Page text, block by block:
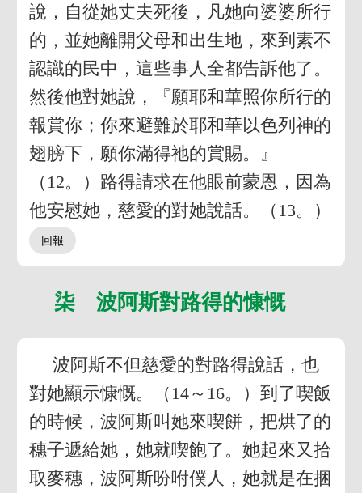
說，自從她丈夫死後，凡她向婆婆所行
的，並她離開父母和出生地，來到素不
認識的民中，這些事人全都告訴他了。
然後他對她說，『願耶和華照你所行的
報賞你；你來避難於耶和華以色列神的
翅膀下，願你滿得祂的賞賜。』
（12。）路得請求在他眼前蒙恩，因為
他安慰她，慈愛的對她說話。（13。）
柒 波阿斯對路得的慷慨
波阿斯不但慈愛的對路得說話，也
對她顯示慷慨。（14～16。）到了喫飯
的時候，波阿斯叫她來喫餅，把烘了的
穗子遞給她，她就喫飽了。她起來又拾
取麥穗，波阿斯吩咐僕人，她就是在捆